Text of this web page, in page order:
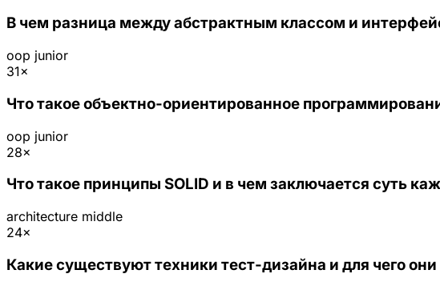
В чем разница между абстрактным классом и
oop junior
31×
Что такое объектно-ориентированное
oop junior
28×
Что такое принципы SOLID и в чем заключается суть
architecture middle
24×
Какие существуют техники тест-дизайна и для чего